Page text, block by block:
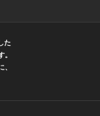
た
。
、